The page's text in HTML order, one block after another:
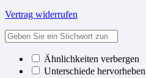
Vertrag widerrufen
Ähnlichkeiten verbergen
Unterschiede hervorheben